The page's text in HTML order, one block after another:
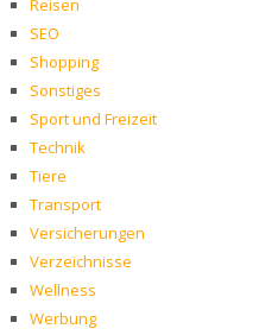
Reisen
SEO
Shopping
Sonstiges
Sport und Freizeit
Technik
Tiere
Transport
Versicherungen
Verzeichnisse
Wellness
Werbung